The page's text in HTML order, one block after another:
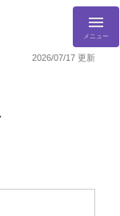
メニュー
2026/07/17 更新